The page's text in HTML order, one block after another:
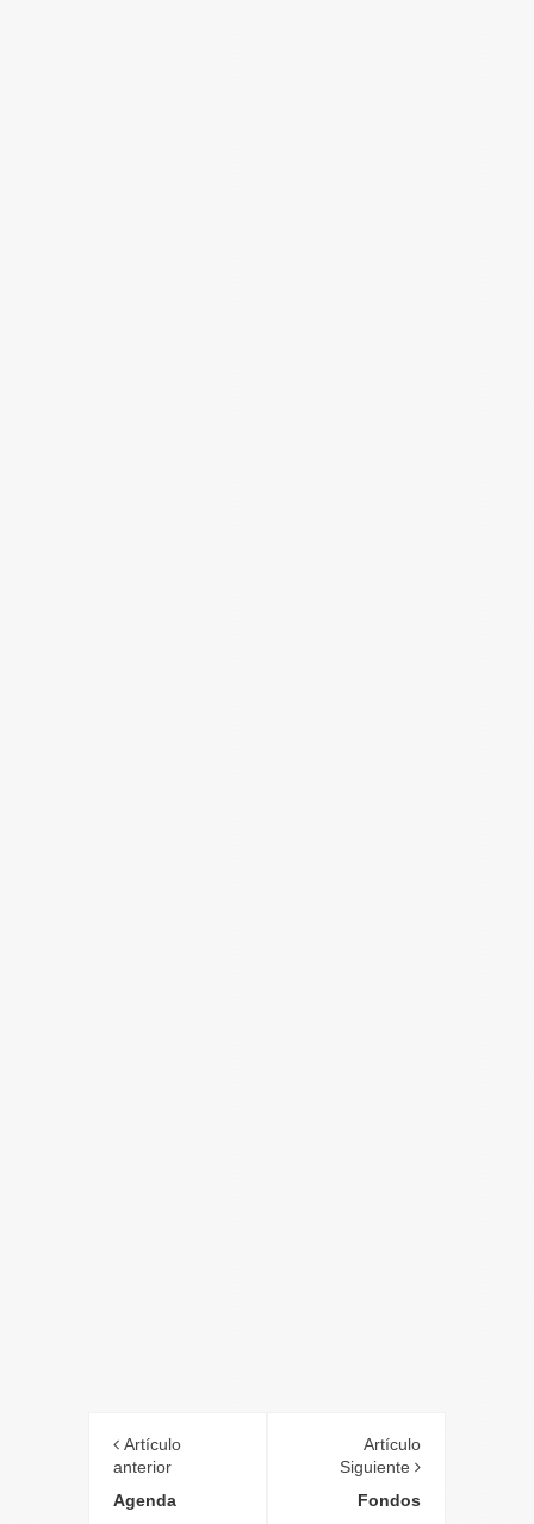
Artículo
anterior
Agenda
Artículo
Siguiente
Fondos